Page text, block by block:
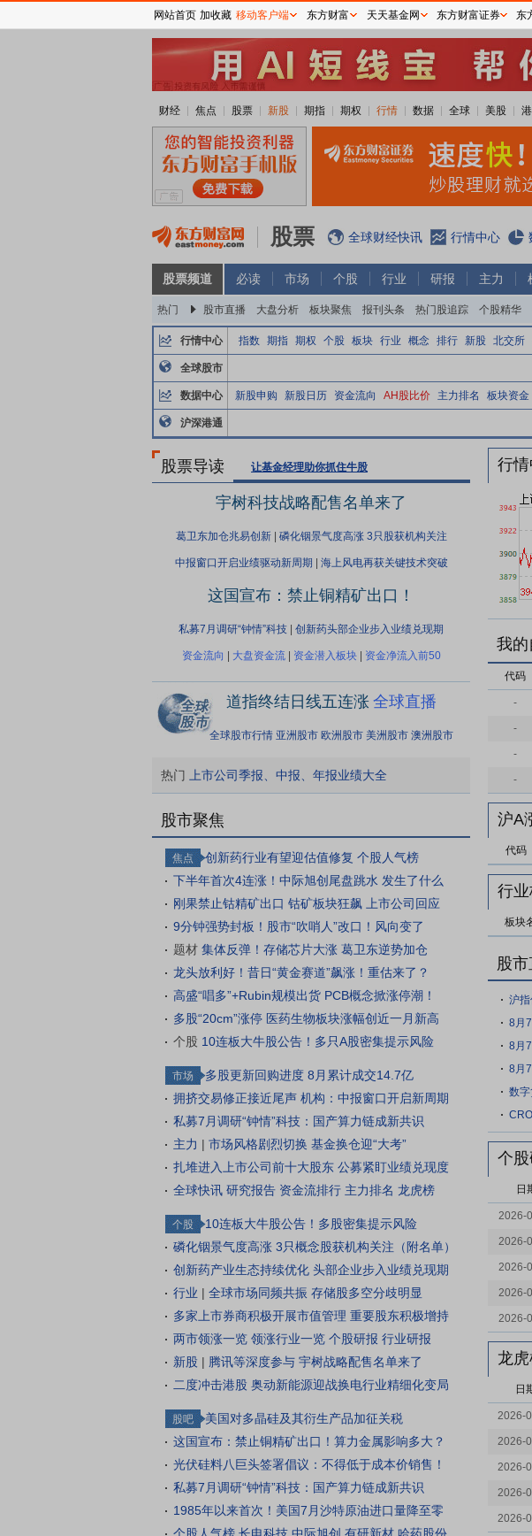
财经 焦点 股票 新股 期指 期权 行情 数据 全球 美股
股票 全球财经快讯 行情中心
股票频道 必读 市场 个股 行业 研报 主力
热门 股市直播 大盘分析 板块聚焦 报刊头条 热门股追踪 个股精华
行情中心 指数 期指 期权 个股 板块 行业 概念 排行 新股 北交所
全球股市
数据中心 新股申购 新股日历 资金流向 AH股比价 主力排名 板块资金
沪深港通
股票导读 让基金经理助你抓住牛股
宇树科技战略配售名单来了
葛卫东加仓兆易创新| 磷化铟景气度高涨 3只股获机构关注
中报窗口开启业绩驱动新周期 海上风电再获关键技术突破
这国宣布：禁止铜精矿出口！
私募7月调研“钟情”科技 创新药头部企业步入业绩兑现期
资金流向 大盘资金流| 资金潜入板块| 资金净流入前50
道指终结日线五连涨 全球直播
全球股市行情 亚洲股市 欧洲股市 美洲股市 澳洲股市
热门 上市公司季报、中报、年报业绩大全
股市聚焦
焦点 创新药行业有望迎估值修复 个股人气榜
下半年首次4连涨！中际旭创尾盘跳水 发生了什么
刚果禁止钴精矿出口 钴矿板块狂飙 上市公司回应
9分钟强势封板！股市“吹哨人”改口！风向变了
题材 集体反弹！存储芯片大涨 葛卫东逆势加仓
龙头放利好！昔日“黄金赛道”飙涨！重估来了？
高盛“唱多”+Rubin规模出货 PCB概念掀涨停潮！
多股“20cm”涨停 医药生物板块涨幅创近一月新高
个股 10连板大牛股公告！多只A股密集提示风险
市场
多股更新回购进度 8月累计成交14.7亿
拥挤交易修正接近尾声 机构：中报窗口开启新周期
私募7月调研“钟情”科技：国产算力链成新共识
主力 | 市场风格剧烈切换 基金换仓迎“大考”
扎堆进入上市公司前十大股东 公募紧盯业绩兑现度
全球快讯 研究报告 资金流排行 主力排名 龙虎榜
个股
10连板大牛股公告！多股密集提示风险
磷化铟景气度高涨 3只概念股获机构关注（附名单）
创新药产业生态持续优化 头部企业步入业绩兑现期
行业 | 全球市场同频共振 存储股多空分歧明显
多家上市券商积极开展市值管理 重要股东积极增持
两市领涨一览 领涨行业一览 个股研报 行业研报
新股 | 腾讯等深度参与 宇树战略配售名单来了
二度冲击港股 奥动新能源迎战换电行业精细化变局
股吧
美国对多晶硅及其衍生产品加征关税
这国宣布：禁止铜精矿出口！算力金属影响多大？
光伏硅料八巨头签署倡议：不得低于成本价销售！
私募7月调研“钟情”科技：国产算力链成新共识
1985年以来首次！美国7月沙特原油进口量降至零
行
我的
代码
-
-
-
-
沪A
代码
行
板块
股
沪
8月
8月
8月
数
个
日
2026-
2026-
2026-
2026-
2026-
龙
日
2026-
2026-
2026-
2026-
2026-
网站首页 加收藏 移动客户端 东方财富 天天基金网 东方财富证券 东